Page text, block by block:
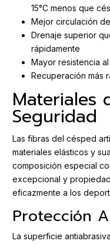
15°C menos que
Mejor circulación
Drenaje superior
rápidamente
Mayor resistencia
Recuperación más
Materiales
Seguridad
Las fibras del césped
materiales elásticos y
composición especial
excepcional y
eficazmente a los
Protección
La superficie